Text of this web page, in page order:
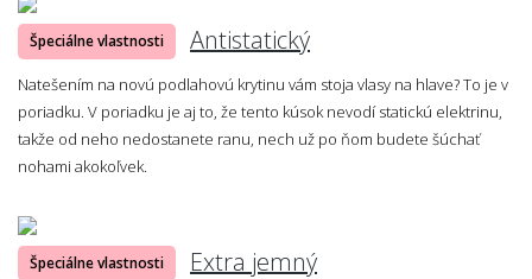
Špeciálne vlastnosti Antistatický
Natešením na novú podlahovú krytinu vám stoja vlasy na hlave? To je v
poriadku. V poriadku je aj to, že tento kúsok nevodí statickú elektrinu,
takže od neho nedostanete ranu, nech už po ňom budete šúchať
nohami akokoľvek.
Špeciálne vlastnosti Extra jemný